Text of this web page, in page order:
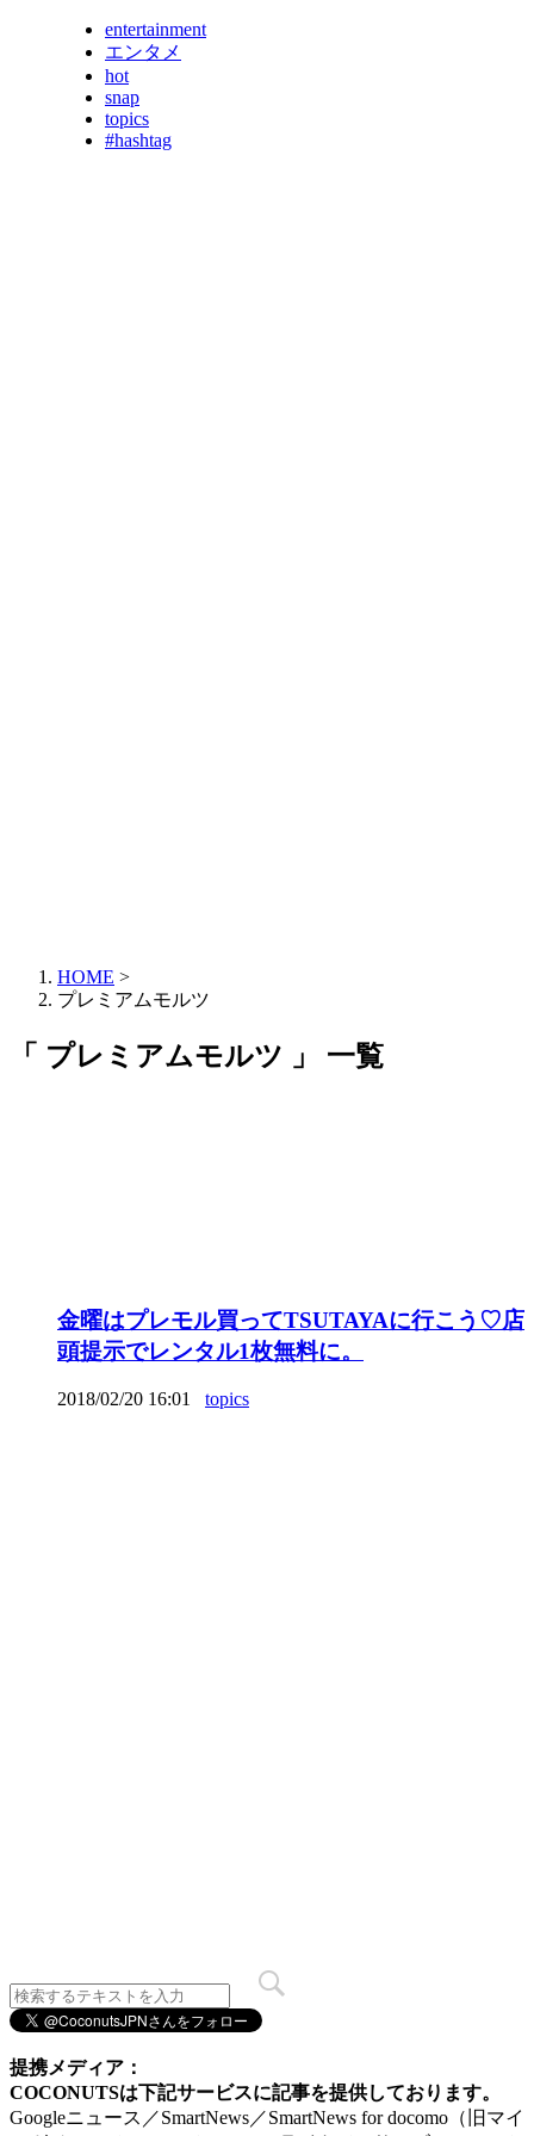
entertainment
エンタメ
hot
snap
topics
#hashtag
HOME >
プレミアムモルツ
「 プレミアムモルツ 」 一覧
金曜はプレモル買ってTSUTAYAに行こう♡店
頭提示でレンタル1枚無料に。
2018/02/20 16:01 topics
提携メディア：
COCONUTSは下記サービスに記事を提供しております。
Googleニュース／SmartNews／SmartNews for docomo（旧マイ